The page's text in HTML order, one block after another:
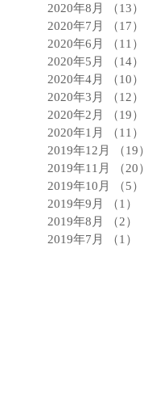
2020年8月
（13）
2020年7月
（17）
2020年6月
（11）
2020年5月
（14）
2020年4月
（10）
2020年3月
（12）
2020年2月
（19）
2020年1月
（11）
2019年12月
（19
2019年11月
（20
2019年10月
（5）
2019年9月
（1）
2019年8月
（2）
2019年7月
（1）